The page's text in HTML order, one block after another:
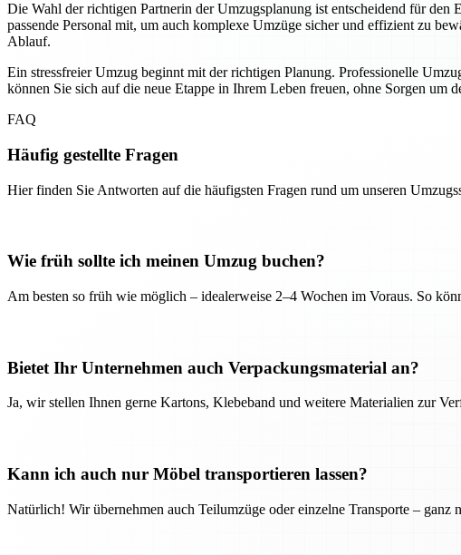
Die Wahl der richtigen Partnerin der Umzugsplanung ist entscheidend für
passende Personal mit, um auch komplexe Umzüge sicher und effizient zu
Ablauf.
Ein stressfreier Umzug beginnt mit der richtigen Planung. Professionelle
können Sie sich auf die neue Etappe in Ihrem Leben freuen, ohne Sorgen
FAQ
Häufig gestellte Fragen
Hier finden Sie Antworten auf die häufigsten Fragen rund um unseren
Wie früh sollte ich meinen Umzug buchen?
Am besten so früh wie möglich – idealerweise 2–4 Wochen im Voraus. So
Bietet Ihr Unternehmen auch Verpackungsmaterial an?
Ja, wir stellen Ihnen gerne Kartons, Klebeband und weitere Materialien zur
Kann ich auch nur Möbel transportieren lassen?
Natürlich! Wir übernehmen auch Teilumzüge oder einzelne Transporte – ganz